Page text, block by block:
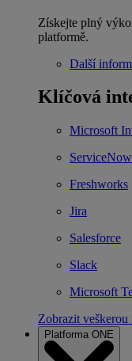
Získejte plný
platformě.
Další
Klíčová
Microsoft
ServiceNow
Freshworks
Jira
Salesforce
Slack
Microsoft
Zobrazit veškerou
Platforma ONE